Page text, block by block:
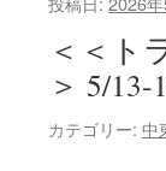
＜＜ト
＞ 5/
カテゴリー: 中